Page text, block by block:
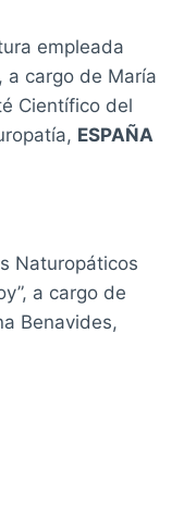
empleada
a cargo de María
Científico del
ESPAÑA
Naturopáticos
a cargo de
Benavides,